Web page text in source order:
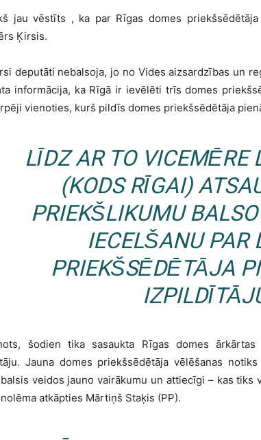
jau vēstīts , ka par Rīgas domes
Ķirsis.
deputāti nebalsoja, jo no Vides aizsardzības un
informācija, ka Rīgā ir ievēlēti trīs domes
vienoties, kurš pildīs domes priekšsēdētāja
LĪDZ AR TO VICEMĒRE
(KODS RĪGAI)
PRIEKŠLIKUMU
IECELŠANU PAR
PRIEKŠSĒDĒTĀJA
šodien tika sasaukta Rīgas domes
Jauna domes priekšsēdētāja vēlēšanas
veidos jauno vairākumu un attiecīgi – kas
atkāpties Mārtiņš Staķis (PP).